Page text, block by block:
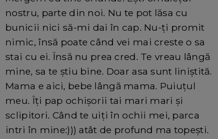
nostru, parte din noi. Nu te pot lăsa cu
bunicii nici să-mi dai în cap. Nu-ți promit
nimic, însă poate când vei mai creste o sa
stai cu ei. Însă nu prea cred. Te vreau lângă
mine, sa te știu bine. Doar asa sunt liniștită.
Mama e aici, bebe lângă mama. Puiuțul
meu. Îți pap ochișorii tai mari mari și
sclipitori. Când te uiți în ochii mei, parca
intri în mine:))) atât de profund ma topești.